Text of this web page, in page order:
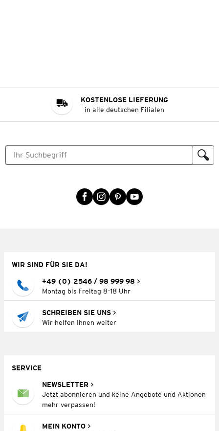
KOSTENLOSE LIEFERUNG
in alle deutschen Filialen
WIR SIND FÜR SIE DA!
+49 (0) 2546 / 98 999 98
Montag bis Freitag 8–18 Uhr
SCHREIBEN SIE UNS
Wir helfen Ihnen weiter
SERVICE
NEWSLETTER
Jetzt abonnieren und keine Angebote und Aktionen
mehr verpassen!
MEIN KONTO